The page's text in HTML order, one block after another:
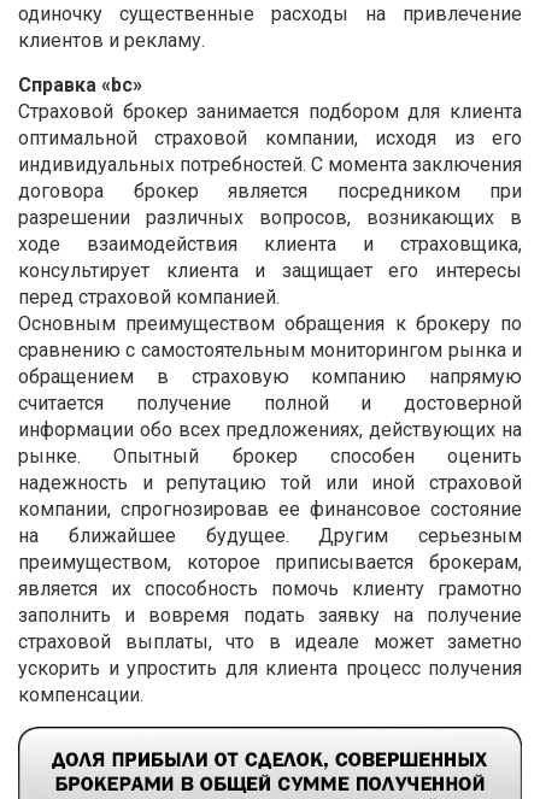
одиночку существенные расходы на привлечение
клиентов и рекламу.
Справка «bc»
Страховой брокер занимается подбором для клиента
оптимальной страховой компании, исходя из его
индивидуальных потребностей. С момента заключения
договора брокер является посредником при
разрешении различных вопросов, возникающих в
ходе взаимодействия клиента и страховщика,
консультирует клиента и защищает его интересы
перед страховой компанией.
Основным преимуществом обращения к брокеру по
сравнению с самостоятельным мониторингом рынка и
обращением в страховую компанию напрямую
считается получение полной и достоверной
информации обо всех предложениях, действующих на
рынке. Опытный брокер способен оценить
надежность и репутацию той или иной страховой
компании, спрогнозировав ее финансовое состояние
на ближайшее будущее. Другим серьезным
преимуществом, которое приписывается брокерам,
является их способность помочь клиенту грамотно
заполнить и вовремя подать заявку на получение
страховой выплаты, что в идеале может заметно
ускорить и упростить для клиента процесс получения
компенсации.